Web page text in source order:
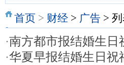
首页 > 财经 > 广告 >
·南方都市报结婚生日
·华夏早报结婚生日祝